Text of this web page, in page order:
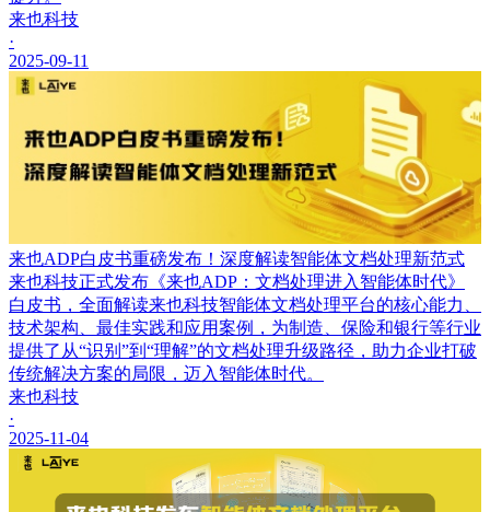
来也科技
·
2025-09-11
来也ADP白皮书重磅发布！深度解读智能体文档处理新范式
来也科技正式发布《来也ADP：文档处理进入智能体时代》
白皮书，全面解读来也科技智能体文档处理平台的核心能力、
技术架构、最佳实践和应用案例，为制造、保险和银行等行业
提供了从“识别”到“理解”的文档处理升级路径，助力企业打破
传统解决方案的局限，迈入智能体时代。
来也科技
·
2025-11-04